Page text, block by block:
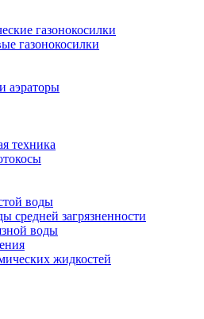
газонокосилки
газонокосилки
аэраторы
техника
воды
средней загрязненности
воды
жидкостей